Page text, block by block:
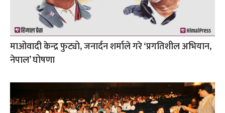
माओवादी केन्द्र फुट्यो, जनार्दन शर्माले गरे ‘प्रगतिशील अभियान,
नेपाल’ घोषणा